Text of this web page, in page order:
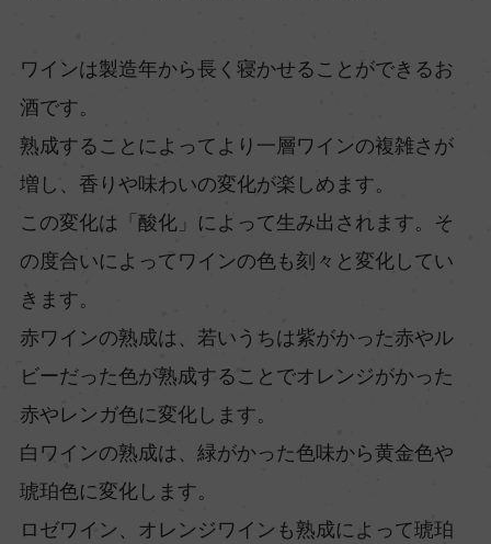
ワインは製造年から長く寝かせることができるお
酒です。
熟成することによってより一層ワインの複雑さが
増し、香りや味わいの変化が楽しめます。
この変化は「酸化」によって生み出されます。そ
の度合いによってワインの色も刻々と変化してい
きます。
赤ワインの熟成は、若いうちは紫がかった赤やル
ビーだった色が熟成することでオレンジがかった
赤やレンガ色に変化します。
白ワインの熟成は、緑がかった色味から黄金色や
琥珀色に変化します。
ロゼワイン、オレンジワインも熟成によって琥珀